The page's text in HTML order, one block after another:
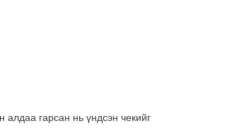
гарсан нь үндсэн чекийг